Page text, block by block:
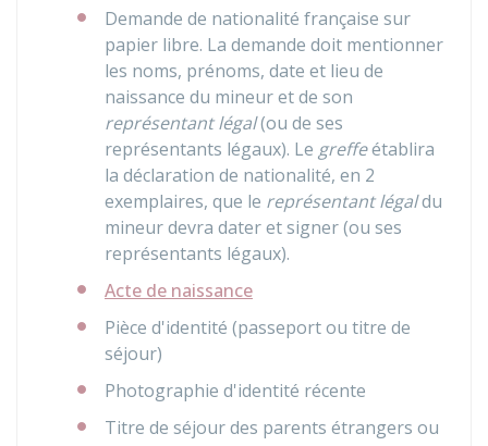
Demande de nationalité française sur
papier libre. La demande doit mentionner
les noms, prénoms, date et lieu de
naissance du mineur et de son
représentant légal(ou de ses
représentants légaux). Le greffeétablira
la déclaration de nationalité, en 2
exemplaires, que le représentant légaldu
mineur devra dater et signer (ou ses
représentants légaux).
Acte de naissance
Pièce d'identité (passeport ou titre de
séjour)
Photographie d'identité récente
Titre de séjour des parents étrangers ou